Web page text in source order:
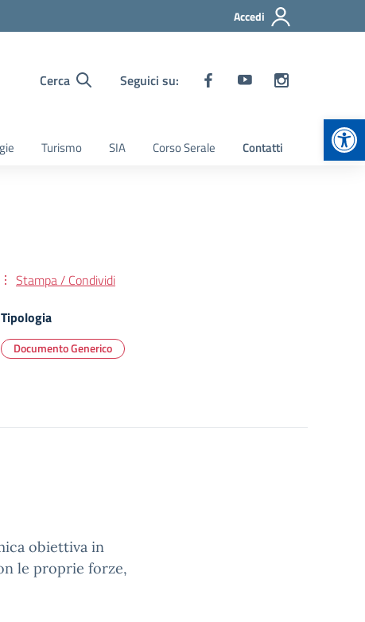
Accedi
Cerca Seguici su:
Turismo SIA Corso Serale Contatti
Stampa / Condividi
Tipologia
Documento Generico
obiettiva in
le proprie forze,